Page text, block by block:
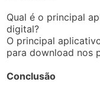
Qual é o principal
digital?
O principal
para download nos
Conclusão